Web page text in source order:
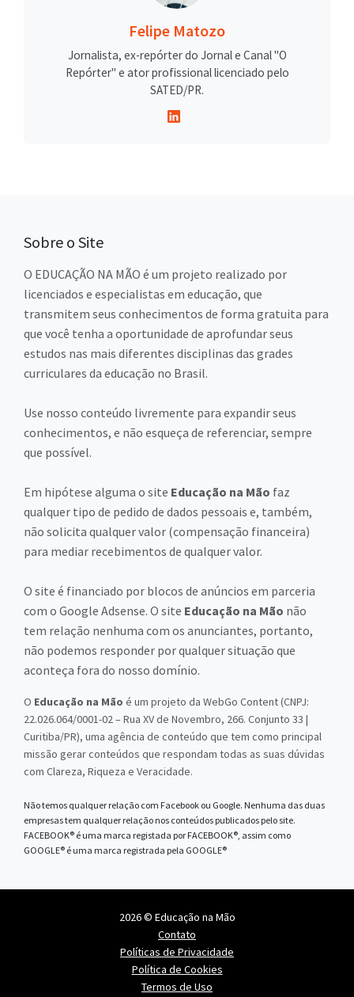
Felipe Matozo
Jornalista, ex-repórter do Jornal e Canal "O
Repórter" e ator profissional licenciado pelo
SATED/PR.
Sobre o Site
O EDUCAÇÃO NA MÃO é um projeto realizado por
licenciados e especialistas em educação, que
transmitem seus conhecimentos de forma gratuita para
que você tenha a oportunidade de aprofundar seus
estudos nas mais diferentes disciplinas das grades
curriculares da educação no Brasil.
Use nosso conteúdo livremente para expandir seus
conhecimentos, e não esqueça de referenciar, sempre
que possível.
Em hipótese alguma o site Educação na Mão faz
qualquer tipo de pedido de dados pessoais e, também,
não solicita qualquer valor (compensação financeira)
para mediar recebimentos de qualquer valor.
O site é financiado por blocos de anúncios em parceria
com o Google Adsense. O site Educação na Mão não
tem relação nenhuma com os anunciantes, portanto,
não podemos responder por qualquer situação que
aconteça fora do nosso domínio.
O Educação na Mão é um projeto da WebGo Content (CNPJ:
22.026.064/0001-02 – Rua XV de Novembro, 266. Conjunto 33 |
Curitiba/PR), uma agência de conteúdo que tem como principal
missão gerar conteúdos que respondam todas as suas dúvidas
com Clareza, Riqueza e Veracidade.
Não temos qualquer relação com Facebook ou Google. Nenhuma das duas
empresas tem qualquer relação nos conteúdos publicados pelo site.
FACEBOOK® é uma marca registada por FACEBOOK®, assim como
GOOGLE® é uma marca registrada pela GOOGLE®
2026 © Educação na Mão
Contato
Políticas de Privacidade
Política de Cookies
Termos de Uso